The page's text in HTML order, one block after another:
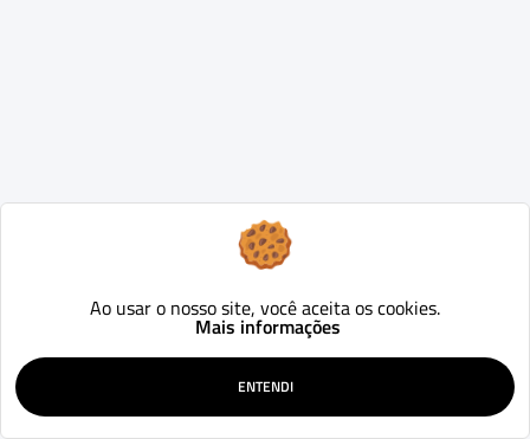
Ao usar o nosso site, você aceita os cookies.
Mais informações
ENTENDI